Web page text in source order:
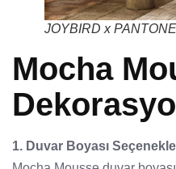
JOYBIRD x PANTONE
Mocha
1. Duvar Boyası